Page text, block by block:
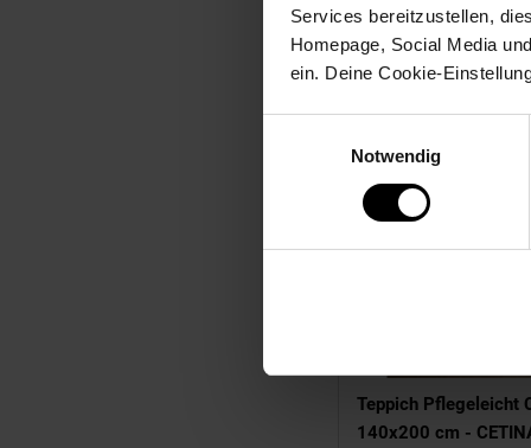
Services bereitzustellen,
Homepage, Social Media
ein. Deine Cookie-
Notwendig
NUR
718,00*nur
Teppich Pflegeleicht
140x200 cm -